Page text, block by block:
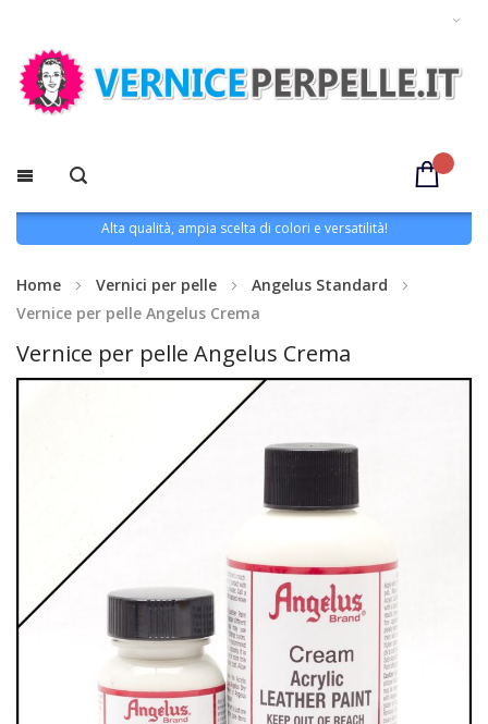
Alta qualità, ampia scelta di colori e versatilità!
Home Vernici per pelle
Angelus Standard
Vernice per pelle Angelus Crema
Vernice per pelle Angelus Crema